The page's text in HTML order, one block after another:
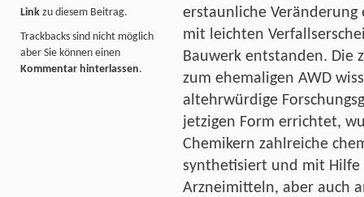
erstaunliche Veränderung
mit leichten
Bauwerk entstanden. Die
zum ehemaligen AWD
altehrwürdige
jetzigen Form errichtet,
Chemikern zahlreiche
synthetisiert und mit Hilfe
Arzneimitteln, aber auch
Link zu diesem Beitrag.
Trackbacks sind nicht möglich
aber Sie können einen
Kommentar hinterlassen.